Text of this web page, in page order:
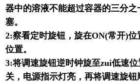
器中的溶液不能超过容器的三分之
塞。
2:察看定时旋钮，旋在ON(常开)
位置。
3:将调速旋钮逆时钟旋至zui低速
关，电源指示灯亮，再将调速旋